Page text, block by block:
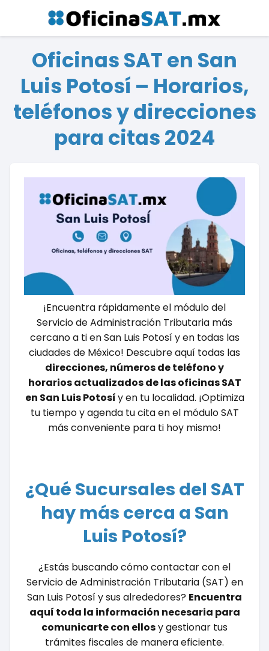
Oficinas SAT en San
Luis Potosí – Horarios,
teléfonos y direcciones
para citas 2024
¡Encuentra rápidamente el módulo del
Servicio de Administración Tributaria más
cercano a ti en San Luis Potosí y en todas las
ciudades de México! Descubre aquí todas las
direcciones, números de teléfono y
horarios actualizados de las oficinas SAT
en San Luis Potosíy en tu localidad. ¡Optimiza
tu tiempo y agenda tu cita en el módulo SAT
más conveniente para ti hoy mismo!
¿Qué Sucursales del SAT
hay más cerca a San
Luis Potosí?
¿Estás buscando cómo contactar con el
Servicio de Administración Tributaria (SAT) en
San Luis Potosí y sus alrededores? Encuentra
aquí toda la información necesaria para
comunicarte con ellosy gestionar tus
trámites fiscales de manera eficiente.